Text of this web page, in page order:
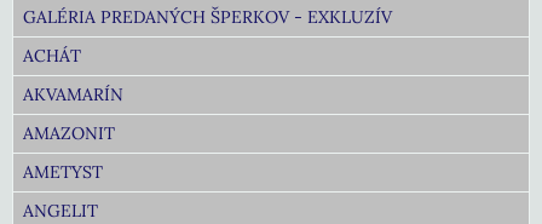
GALÉRIA PREDANÝCH ŠPERKOV - EXKLUZÍV
ACHÁT
AKVAMARÍN
AMAZONIT
AMETYST
ANGELIT